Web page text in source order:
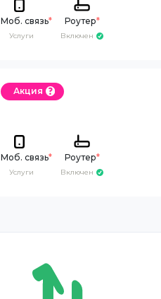
Моб. связь*
Услуги
Роутер*
Включен
Акция
Моб. связь*
Услуги
Роутер*
Включен